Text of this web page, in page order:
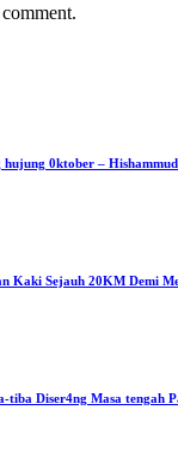
0ktober –
Kaki Sejauh 20KM Demi
tiba Diser4ng Masa tengah